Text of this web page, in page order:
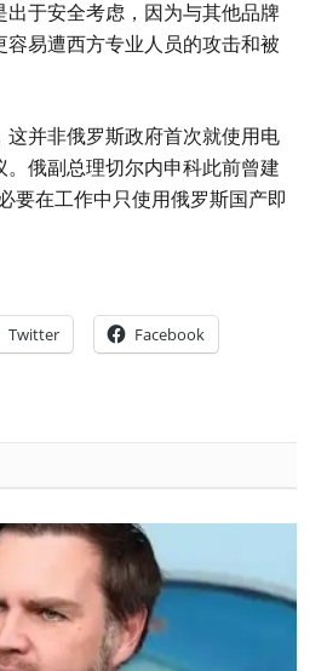
出于安全考虑，因为与其他品牌
易遭西方专业人员的攻击和被
这并非俄罗斯政府首次就使用电
俄副总理切尔内申科此前曾建
要在工作中只使用俄罗斯国产即
Twitter Facebook